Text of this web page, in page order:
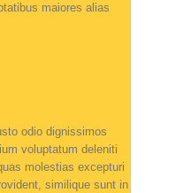
maiores alias
odio dignissimos
voluptatum deleniti
molestias excepturi
similique sunt in